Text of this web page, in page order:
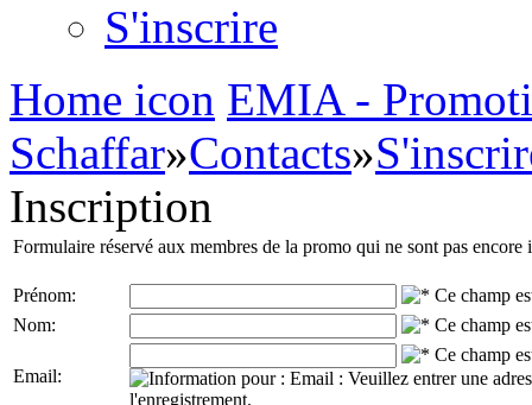
S'inscrire
Home icon EMIA -
Schaffar»Contacts»
Inscription
Formulaire réservé aux membres de la promo qui ne sont pas encore
Prénom:
Nom:
Email: